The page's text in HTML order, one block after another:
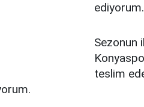
ediyorum.
Sezonun
teslim